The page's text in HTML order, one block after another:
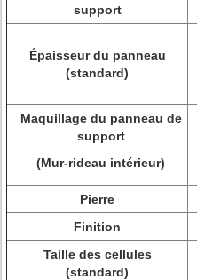
support
Épaisseur du panneau
(standard)
Maquillage du panneau de
support
(Mur-rideau intérieur)
Pierre
Finition
Taille des cellules
(standard)